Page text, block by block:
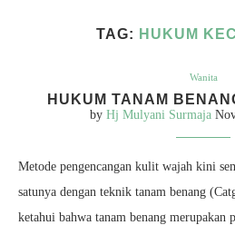
TAG: HUKUM
Wanita
HUKUM TANAM
by Hj Mulyani Surmaja
Metode pengencangan kulit wajah kini
satunya dengan teknik tanam benang
ketahui bahwa tanam benang merupakan